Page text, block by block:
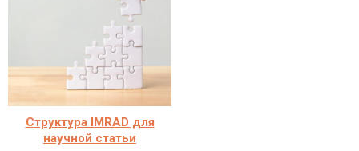
Структура IMRAD для
научной статьи